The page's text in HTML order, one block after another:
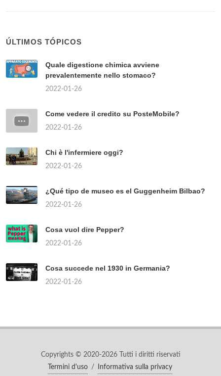
ÚLTIMOS TÓPICOS
Quale digestione chimica avviene
prevalentemente nello stomaco?
2022-01-26
Come vedere il credito su PosteMobile?
2022-01-26
Chi è l'infermiere oggi?
2022-01-26
¿Qué tipo de museo es el Guggenheim Bilbao?
2022-01-26
Cosa vuol dire Pepper?
2022-01-26
Cosa succede nel 1930 in Germania?
2022-01-26
Copyrights © 2020-2026 Tutti i diritti riservati
Termini d'uso
/ Informativa sulla privacy